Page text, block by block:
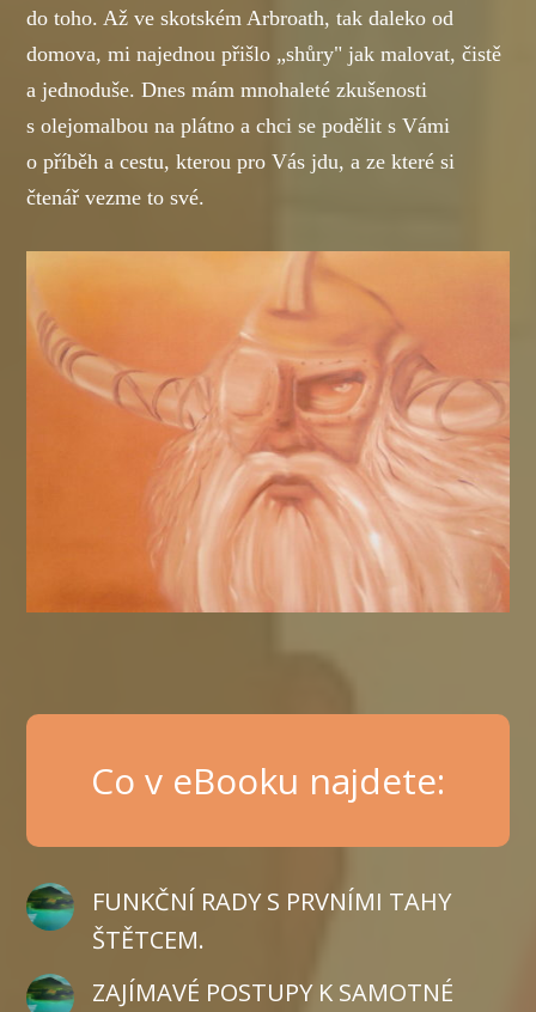
do toho. Až ve skotském Arbroath, tak daleko od
domova, mi najednou přišlo „shůry" jak malovat, čistě
a jednoduše. Dnes mám mnohaleté zkušenosti
s olejomalbou na plátno a chci se podělit s Vámi
o příběh a cestu, kterou pro Vás jdu, a ze které si
čtenář vezme to své.
Co v eBooku najdete:
FUNKČNÍ RADY S PRVNÍMI TAHY
ŠTĚTCEM.
ZAJÍMAVÉ POSTUPY K SAMOTNÉ